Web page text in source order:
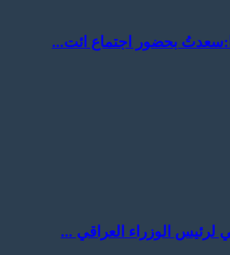
بحضور اجتماع ائت...
لرئيس الوزراء العراقي ...